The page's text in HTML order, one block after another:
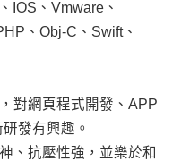
IOS、Vmware、
、Obj-C、Swift、
對網頁程式開發、APP
發有興趣。
、抗壓性強，並樂於和